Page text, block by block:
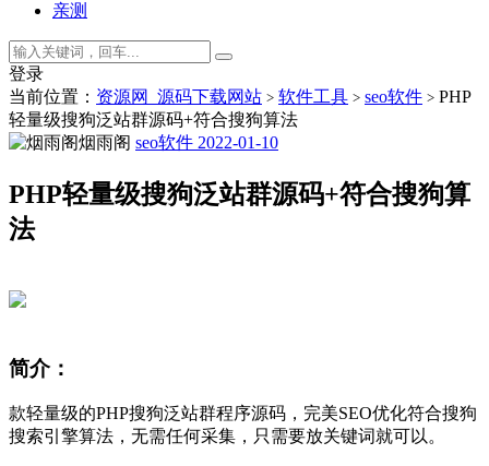
亲测
登录
当前位置： 资源网_源码下载网站 > 软件工具 > seo软件 > PHP
轻量级搜狗泛站群源码+符合搜狗算法
烟雨阁 seo软件 2022-01-10
PHP轻量级搜狗泛站群源码+符合搜狗算
法
简介：
款轻量级的PHP搜狗泛站群程序源码，完美SEO优化符合搜狗
搜索引擎算法，无需任何采集，只需要放关键词就可以。